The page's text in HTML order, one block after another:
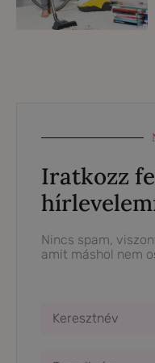
Iratkozz
Nincs spam,
amit máshol nem